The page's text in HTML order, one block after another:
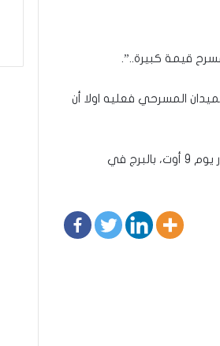
قيمة كبيرة..”.
المسرحي فعليه اولا أن
وتحدثت عن مسرحيتها ” بيڨ بوسة ”، مؤكدة أنها ستكون على موعد مع الجمهور يوم 9 أوت، بالبرج في